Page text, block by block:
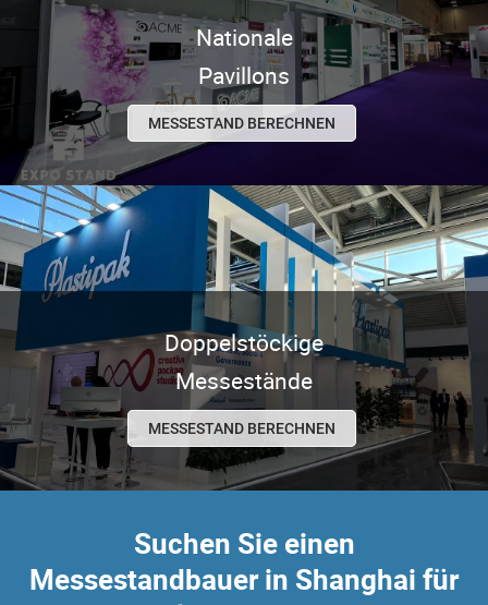
Nationale
Pavillons
MESSESTAND BERECHNEN
Doppelstöckige
Messestände
MESSESTAND BERECHNEN
Suchen Sie einen
Messestandbauer in Shanghai für